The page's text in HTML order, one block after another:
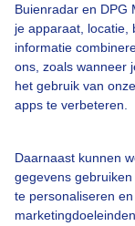
Buienradar en DPG
je apparaat, locatie,
informatie
ons, zoals wanneer
het gebruik van
apps te verbeteren.
Daarnaast kunnen
gegevens
te personaliseren
Hefstkleuren
Bekijk slideshow